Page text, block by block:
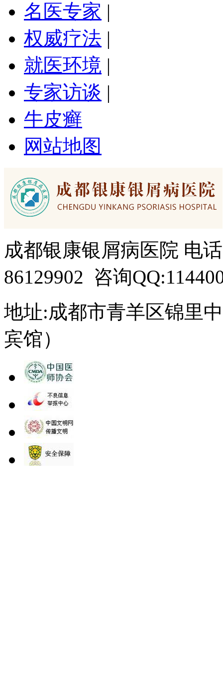
名医专家 |
权威疗法 |
就医环境 |
专家访谈 |
牛皮癣
网站地图
成都银康银屑病医院 电
86129902 咨询
地址:成都市青羊区锦里
宾馆）